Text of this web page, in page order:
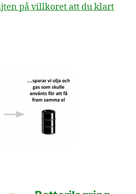
på villkoret att du klart